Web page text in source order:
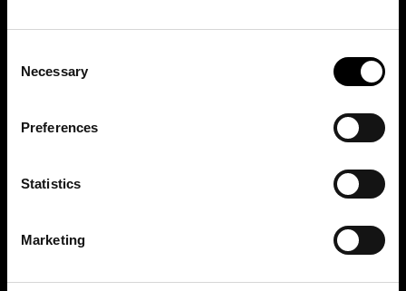
Selection
Necessary
Preferences
Statistics
Marketing
+46 (0)8 411 00 22
MEDLEMSKAP